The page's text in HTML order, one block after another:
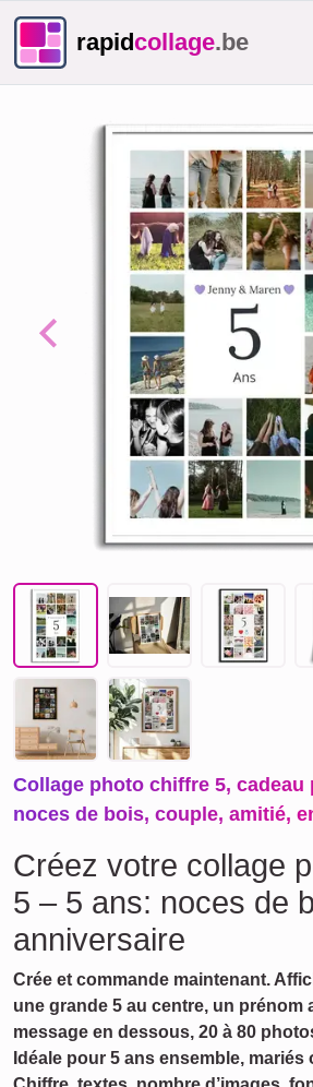
rapidcollage.be
Previous
Collage photo chiffre 5, cadeau
noces de bois, couple, amitié,
Créez votre collage
5 – 5 ans: noces de
anniversaire
Crée et commande maintenant.
une grande 5 au centre, un prénom
message en dessous, 20 à 80
Idéale pour 5 ans ensemble, mariés